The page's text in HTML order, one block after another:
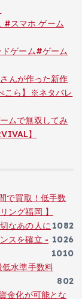
#スマホ ゲーム
ゲーム#ゲーム
んが作った新作
こら】※ネタバレ
ムで無双してみ
】
で買取！低手数
ング福岡 】
1082
なあの人に
1026
スを確立 -
1010
水準手数料
802
金化が可能とな